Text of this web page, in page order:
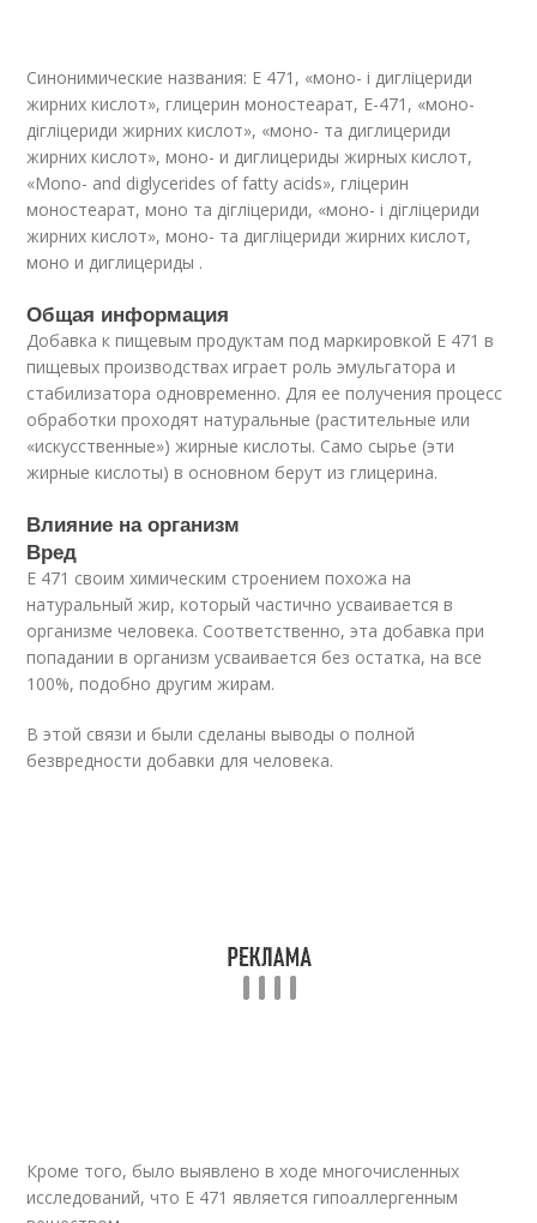
Синонимические названия: Е 471, «моно- і дигліцериди
жирних кислот», глицерин моностеарат, Е-471, «моно-
дігліцериди жирних кислот», «моно- та диглицериди
жирних кислот», моно- и диглицериды жирных кислот,
«Mono- and diglycerides of fatty acids», гліцерин
моностеарат, моно та дігліцериди, «моно- і дігліцериди
жирних кислот», моно- та дигліцериди жирних кислот,
моно и диглицериды .
Общая информация
Добавка к пищевым продуктам под маркировкой Е 471 в
пищевых производствах играет роль эмульгатора и
стабилизатора одновременно. Для ее получения процесс
обработки проходят натуральные (растительные или
«искусственные») жирные кислоты. Само сырье (эти
жирные кислоты) в основном берут из глицерина.
Влияние на организм
Вред
Е 471 своим химическим строением похожа на
натуральный жир, который частично усваивается в
организме человека. Соответственно, эта добавка при
попадании в организм усваивается без остатка, на все
100%, подобно другим жирам.
В этой связи и были сделаны выводы о полной
безвредности добавки для человека.
Кроме того, было выявлено в ходе многочисленных
исследований, что Е 471 является гипоаллергенным